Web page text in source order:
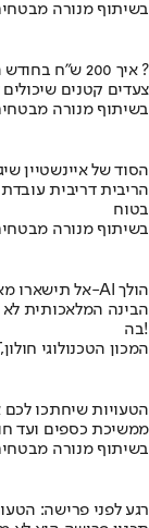
בשיתוף מנורה
איך 200 ש"ח בחודש הופכים ל140 אלף ?
צעדים קטנים שיכולים
בשיתוף מנורה
הסוד של איינשטיין
הריבית דריבית
בטוח
בשיתוף מנורה
אל תישארו מאחור – בואו לגלות לאן ה-AI הולך
הבינה המלאכותית
בה!
בשיתוף HIT,המכון הטכנולוגי חולון
הטעויות שיחתכו
ממשיכת כספים ועד
בשיתוף מנורה
רגע לפני פרישה: